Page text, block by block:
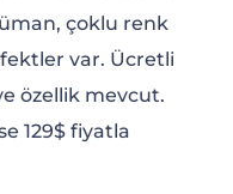
çoklu renk
var. Ücretli
özellik mevcut.
129$ fiyatla